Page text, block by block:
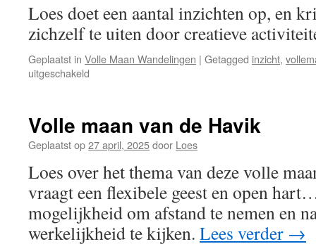
Loes doet een aantal inzichten op, en
zichzelf te uiten door creatieve
Geplaatst in Volle Maan Wandelingen | Getagged inzicht,
uitgeschakeld
de
speer
Volle maan van de Havik
Geplaatst op27 april, 2025door Loes
Loes over het thema van deze volle
vraagt een flexibele geest en open
mogelijkheid om afstand te nemen en
werkelijkheid te kijken. Lees verder →